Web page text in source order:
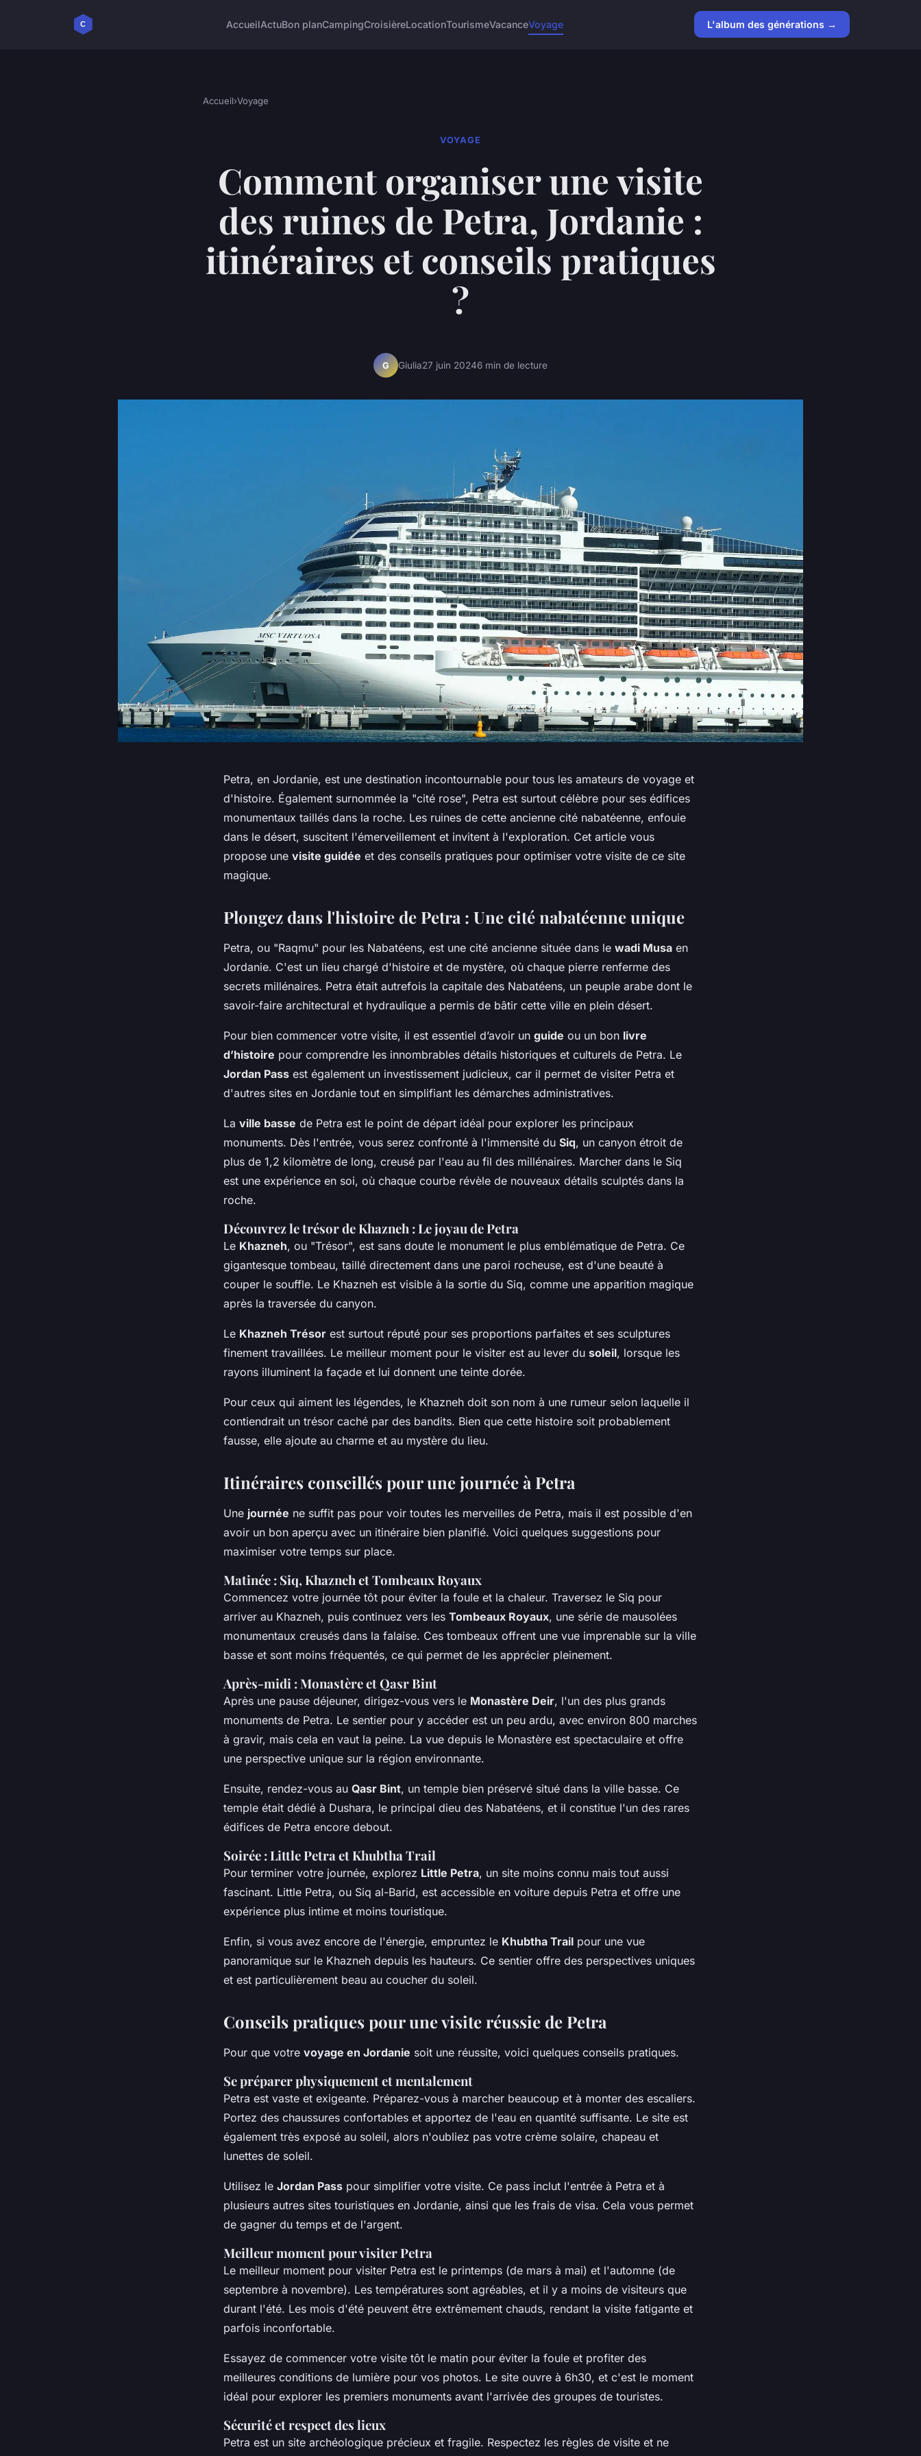
AccueilActuBon planCampingCroisièreLocationTourismeVacanceVoyage L'album des générations →
Accueil›Voyage
VOYAGE
Comment organiser une visite
des ruines de Petra, Jordanie :
itinéraires et conseils pratiques
?
G Giulia27 juin 20246 min de lecture
Petra, en Jordanie, est une destination incontournable pour tous les amateurs de voyage et
d'histoire. Également surnommée la "cité rose", Petra est surtout célèbre pour ses édifices
monumentaux taillés dans la roche. Les ruines de cette ancienne cité nabatéenne, enfouie
dans le désert, suscitent l'émerveillement et invitent à l'exploration. Cet article vous
propose une visite guidée et des conseils pratiques pour optimiser votre visite de ce site
magique.
Plongez dans l'histoire de Petra : Une cité nabatéenne unique
Petra, ou "Raqmu" pour les Nabatéens, est une cité ancienne située dans le wadi Musa en
Jordanie. C'est un lieu chargé d'histoire et de mystère, où chaque pierre renferme des
secrets millénaires. Petra était autrefois la capitale des Nabatéens, un peuple arabe dont le
savoir-faire architectural et hydraulique a permis de bâtir cette ville en plein désert.
Pour bien commencer votre visite, il est essentiel d’avoir un guide ou un bon livre
d’histoire pour comprendre les innombrables détails historiques et culturels de Petra. Le
Jordan Pass est également un investissement judicieux, car il permet de visiter Petra et
d'autres sites en Jordanie tout en simplifiant les démarches administratives.
La ville basse de Petra est le point de départ idéal pour explorer les principaux
monuments. Dès l'entrée, vous serez confronté à l'immensité du Siq, un canyon étroit de
plus de 1,2 kilomètre de long, creusé par l'eau au fil des millénaires. Marcher dans le Siq
est une expérience en soi, où chaque courbe révèle de nouveaux détails sculptés dans la
roche.
Découvrez le trésor de Khazneh : Le joyau de Petra
Le Khazneh, ou "Trésor", est sans doute le monument le plus emblématique de Petra. Ce
gigantesque tombeau, taillé directement dans une paroi rocheuse, est d'une beauté à
couper le souffle. Le Khazneh est visible à la sortie du Siq, comme une apparition magique
après la traversée du canyon.
Le Khazneh Trésor est surtout réputé pour ses proportions parfaites et ses sculptures
finement travaillées. Le meilleur moment pour le visiter est au lever du soleil, lorsque les
rayons illuminent la façade et lui donnent une teinte dorée.
Pour ceux qui aiment les légendes, le Khazneh doit son nom à une rumeur selon laquelle il
contiendrait un trésor caché par des bandits. Bien que cette histoire soit probablement
fausse, elle ajoute au charme et au mystère du lieu.
Itinéraires conseillés pour une journée à Petra
Une journée ne suffit pas pour voir toutes les merveilles de Petra, mais il est possible d'en
avoir un bon aperçu avec un itinéraire bien planifié. Voici quelques suggestions pour
maximiser votre temps sur place.
Matinée : Siq, Khazneh et Tombeaux Royaux
Commencez votre journée tôt pour éviter la foule et la chaleur. Traversez le Siq pour
arriver au Khazneh, puis continuez vers les Tombeaux Royaux, une série de mausolées
monumentaux creusés dans la falaise. Ces tombeaux offrent une vue imprenable sur la ville
basse et sont moins fréquentés, ce qui permet de les apprécier pleinement.
Après-midi : Monastère et Qasr Bint
Après une pause déjeuner, dirigez-vous vers le Monastère Deir, l'un des plus grands
monuments de Petra. Le sentier pour y accéder est un peu ardu, avec environ 800 marches
à gravir, mais cela en vaut la peine. La vue depuis le Monastère est spectaculaire et offre
une perspective unique sur la région environnante.
Ensuite, rendez-vous au Qasr Bint, un temple bien préservé situé dans la ville basse. Ce
temple était dédié à Dushara, le principal dieu des Nabatéens, et il constitue l'un des rares
édifices de Petra encore debout.
Soirée : Little Petra et Khubtha Trail
Pour terminer votre journée, explorez Little Petra, un site moins connu mais tout aussi
fascinant. Little Petra, ou Siq al-Barid, est accessible en voiture depuis Petra et offre une
expérience plus intime et moins touristique.
Enfin, si vous avez encore de l'énergie, empruntez le Khubtha Trail pour une vue
panoramique sur le Khazneh depuis les hauteurs. Ce sentier offre des perspectives uniques
et est particulièrement beau au coucher du soleil.
Conseils pratiques pour une visite réussie de Petra
Pour que votre voyage en Jordanie soit une réussite, voici quelques conseils pratiques.
Se préparer physiquement et mentalement
Petra est vaste et exigeante. Préparez-vous à marcher beaucoup et à monter des escaliers.
Portez des chaussures confortables et apportez de l'eau en quantité suffisante. Le site est
également très exposé au soleil, alors n'oubliez pas votre crème solaire, chapeau et
lunettes de soleil.
Utilisez le Jordan Pass pour simplifier votre visite. Ce pass inclut l'entrée à Petra et à
plusieurs autres sites touristiques en Jordanie, ainsi que les frais de visa. Cela vous permet
de gagner du temps et de l'argent.
Meilleur moment pour visiter Petra
Le meilleur moment pour visiter Petra est le printemps (de mars à mai) et l'automne (de
septembre à novembre). Les températures sont agréables, et il y a moins de visiteurs que
durant l'été. Les mois d'été peuvent être extrêmement chauds, rendant la visite fatigante et
parfois inconfortable.
Essayez de commencer votre visite tôt le matin pour éviter la foule et profiter des
meilleures conditions de lumière pour vos photos. Le site ouvre à 6h30, et c'est le moment
idéal pour explorer les premiers monuments avant l'arrivée des groupes de touristes.
Sécurité et respect des lieux
Petra est un site archéologique précieux et fragile. Respectez les règles de visite et ne